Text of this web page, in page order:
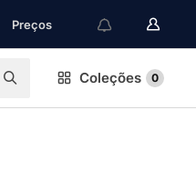
Preços
Coleções 0